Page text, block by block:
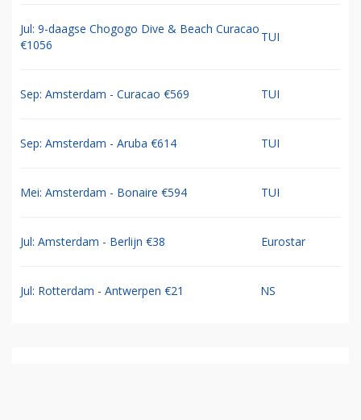
Jul: 9-daagse Chogogo Dive & Beach Curacao
€1056
TUI
Sep: Amsterdam - Curacao €569 TUI
Sep: Amsterdam - Aruba €614 TUI
Mei: Amsterdam - Bonaire €594 TUI
Jul: Amsterdam - Berlijn €38 Eurostar
Jul: Rotterdam - Antwerpen €21 NS